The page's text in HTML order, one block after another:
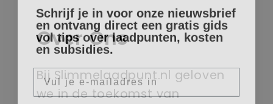
Over Ons
Bij Slimmelaadpunt.nl geloven
we in de toekomst van
Schrijf je in voor onze nieuwsbrief
en ontvang direct een gratis gids
vol tips over laadpunten, kosten
en subsidies.
E-mail